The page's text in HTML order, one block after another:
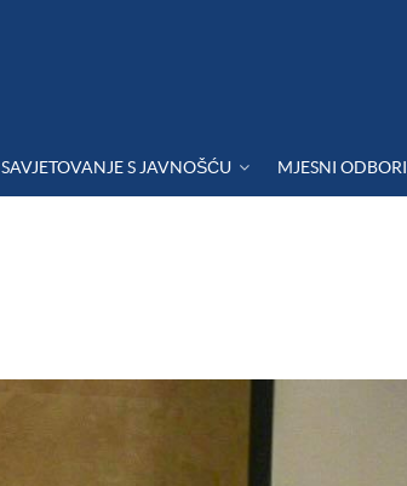
SAVJETOVANJE S JAVNOŠĆU MJESNI ODBORI